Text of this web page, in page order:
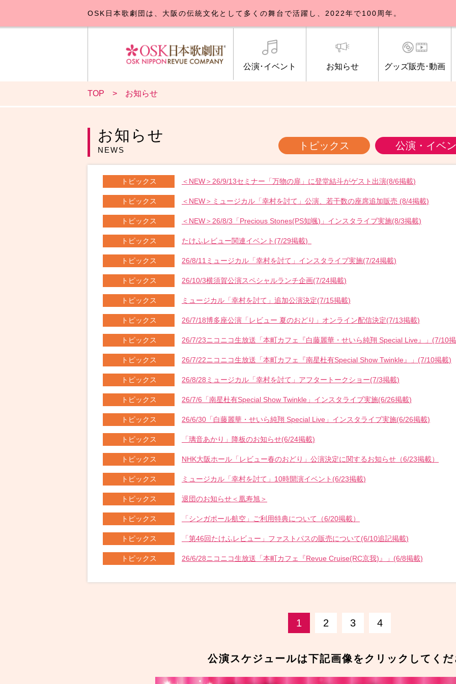
OSK日本歌劇団は、大阪の伝統文化として多くの舞台で活躍し、2022年で100周年。
公演･イベント お知らせ グッズ販売･動画
TOP お知らせ
お知らせ
NEWS トピックス 公演・イベ
トピックス ＜NEW＞26/9/13セミナー「万物の扉」に登堂結斗がゲスト出演(8/6掲載)
トピックス ＜NEW＞ミュージカル「幸村を討て」公演、若干数の座席追加販売 (8/4掲載)
トピックス ＜NEW＞26/8/3「Precious Stones(PS知颯)」インスタライブ実施(8/3掲載)
トピックス たけふレビュー関連イベント(7/29掲載)
トピックス 26/8/11ミュージカル「幸村を討て」インスタライブ実施(7/24掲載)
トピックス 26/10/3横須賀公演スペシャルランチ企画(7/24掲載)
トピックス ミュージカル「幸村を討て」追加公演決定(7/15掲載)
トピックス 26/7/18博多座公演「レビュー 夏のおどり」オンライン配信決定(7/13掲載)
トピックス 26/7/23ニコニコ生放送「本町カフェ『白藤麗華・せいら純翔 Special Live』」(7/10
トピックス 26/7/22ニコニコ生放送「本町カフェ『南星杜有Special Show Twinkle』」(7/10掲載)
トピックス 26/8/28ミュージカル「幸村を討て」アフタートークショー(7/3掲載)
トピックス 26/7/6「南星杜有Special Show Twinkle」インスタライブ実施(6/26掲載)
トピックス 26/6/30「白藤麗華・せいら純翔 Special Live」インスタライブ実施(6/26掲載)
トピックス 「璃音あかり」降板のお知らせ(6/24掲載)
トピックス NHK大阪ホール「レビュー春のおどり」公演決定に関するお知らせ（6/23掲載）
トピックス ミュージカル「幸村を討て」10時開演イベント(6/23掲載)
トピックス 退団のお知らせ＜凰寿旭＞
トピックス 「シンガポール航空」ご利⽤特典について（6/20掲載）
トピックス 「第46回たけふレビュー」ファストパスの販売について(6/10追記掲載)
トピックス 26/6/28ニコニコ生放送「本町カフェ『Revue Cruise(RC京我)』」(6/8掲載)
1 2 3 4
公演スケジュールは下記画像をクリックしてく